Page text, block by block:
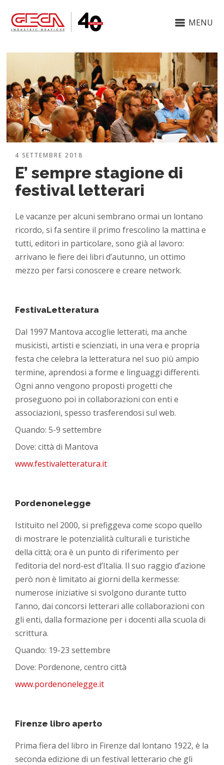
MENU
4 SETTEMBRE 2018
E’ sempre stagione di
festival letterari
Le vacanze per alcuni sembrano ormai un lontano
ricordo, si fa sentire il primo frescolino la mattina e
tutti, editori in particolare, sono già al lavoro:
arrivano le fiere dei libri d’autunno, un ottimo
mezzo per farsi conoscere e creare network.
FestivaLetteratura
Dal 1997 Mantova accoglie letterati, ma anche
musicisti, artisti e scienziati, in una vera e propria
festa che celebra la letteratura nel suo più ampio
termine, aprendosi a forme e linguaggi differenti.
Ogni anno vengono proposti progetti che
proseguono poi in collaborazioni con enti e
associazioni, spesso trasferendosi sul web.
Quando: 5-9 settembre
Dove: città di Mantova
www.festivaletteratura.it
Pordenonelegge
Istituito nel 2000, si prefiggeva come scopo quello
di mostrare le potenzialità culturali e turistiche
della città; ora è un punto di riferimento per
l’editoria del nord-est d’Italia. Il suo raggio d’azione
però non è limitato ai giorni della kermesse:
numerose iniziative si svolgono durante tutto
l’anno, dai concorsi letterari alle collaborazioni con
gli enti, dalla formazione per i docenti alla scuola di
scrittura.
Quando: 19-23 settembre
Dove: Pordenone, centro città
www.pordenonelegge.it
Firenze libro aperto
Prima fiera del libro in Firenze dal lontano 1922, è la
seconda edizione di un festival letterario che gli